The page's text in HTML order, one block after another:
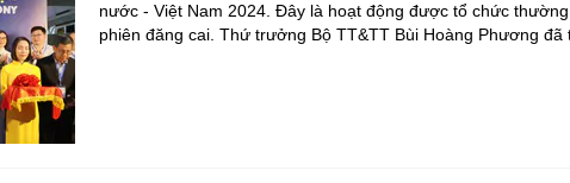
nước - Việt Nam 2024. Đây là hoạt động được tổ chức
phiên đăng cai. Thứ trưởng Bộ TT&TT Bùi Hoàng Phương đã